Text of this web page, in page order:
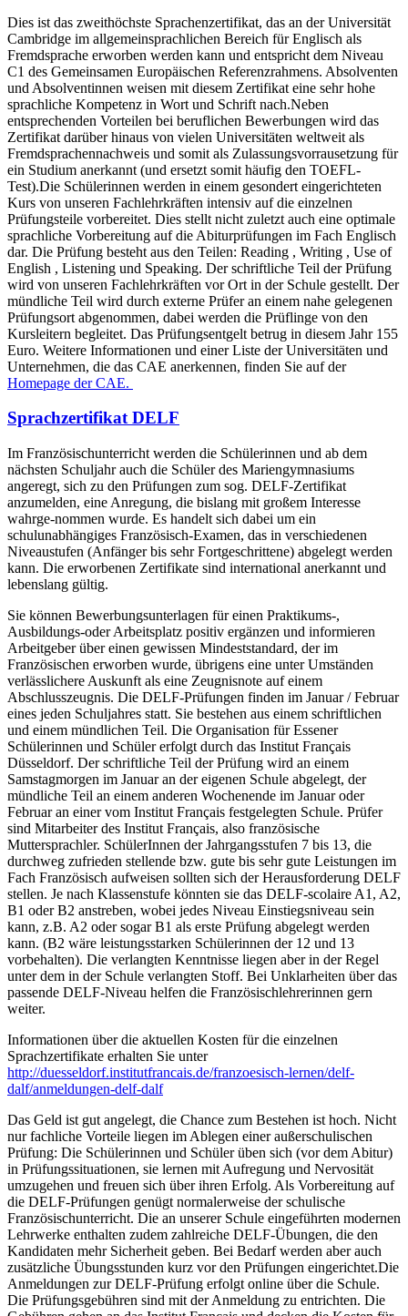
Dies ist das zweithöchste Sprachenzertifikat, das an der Universität
Cambridge im allgemeinsprachlichen Bereich für Englisch als
Fremdsprache erworben werden kann und entspricht dem Niveau
C1 des Gemeinsamen Europäischen Referenzrahmens. Absolventen
und Absolventinnen weisen mit diesem Zertifikat eine sehr hohe
sprachliche Kompetenz in Wort und Schrift nach.Neben
entsprechenden Vorteilen bei beruflichen Bewerbungen wird das
Zertifikat darüber hinaus von vielen Universitäten weltweit als
Fremdsprachennachweis und somit als Zulassungsvorrausetzung für
ein Studium anerkannt (und ersetzt somit häufig den TOEFL-
Test).Die Schülerinnen werden in einem gesondert eingerichteten
Kurs von unseren Fachlehrkräften intensiv auf die einzelnen
Prüfungsteile vorbereitet. Dies stellt nicht zuletzt auch eine optimale
sprachliche Vorbereitung auf die Abiturprüfungen im Fach Englisch
dar. Die Prüfung besteht aus den Teilen: Reading , Writing , Use of
English , Listening und Speaking. Der schriftliche Teil der Prüfung
wird von unseren Fachlehrkräften vor Ort in der Schule gestellt. Der
mündliche Teil wird durch externe Prüfer an einem nahe gelegenen
Prüfungsort abgenommen, dabei werden die Prüflinge von den
Kursleitern begleitet. Das Prüfungsentgelt betrug in diesem Jahr 155
Euro. Weitere Informationen und einer Liste der Universitäten und
Unternehmen, die das CAE anerkennen, finden Sie auf der
Homepage der CAE.
Sprachzertifikat DELF
Im Französischunterricht werden die Schülerinnen und ab dem
nächsten Schuljahr auch die Schüler des Mariengymnasiums
angeregt, sich zu den Prüfungen zum sog. DELF-Zertifikat
anzumelden, eine Anregung, die bislang mit großem Interesse
wahrge-nommen wurde. Es handelt sich dabei um ein
schulunabhängiges Französisch-Examen, das in verschiedenen
Niveaustufen (Anfänger bis sehr Fortgeschrittene) abgelegt werden
kann. Die erworbenen Zertifikate sind international anerkannt und
lebenslang gültig.
Sie können Bewerbungsunterlagen für einen Praktikums-,
Ausbildungs-oder Arbeitsplatz positiv ergänzen und informieren
Arbeitgeber über einen gewissen Mindeststandard, der im
Französischen erworben wurde, übrigens eine unter Umständen
verlässlichere Auskunft als eine Zeugnisnote auf einem
Abschlusszeugnis. Die DELF-Prüfungen finden im Januar / Februar
eines jeden Schuljahres statt. Sie bestehen aus einem schriftlichen
und einem mündlichen Teil. Die Organisation für Essener
Schülerinnen und Schüler erfolgt durch das Institut Français
Düsseldorf. Der schriftliche Teil der Prüfung wird an einem
Samstagmorgen im Januar an der eigenen Schule abgelegt, der
mündliche Teil an einem anderen Wochenende im Januar oder
Februar an einer vom Institut Français festgelegten Schule. Prüfer
sind Mitarbeiter des Institut Français, also französische
Muttersprachler. SchülerInnen der Jahrgangsstufen 7 bis 13, die
durchweg zufrieden stellende bzw. gute bis sehr gute Leistungen im
Fach Französisch aufweisen sollten sich der Herausforderung DELF
stellen. Je nach Klassenstufe könnten sie das DELF-scolaire A1, A2,
B1 oder B2 anstreben, wobei jedes Niveau Einstiegsniveau sein
kann, z.B. A2 oder sogar B1 als erste Prüfung abgelegt werden
kann. (B2 wäre leistungsstarken Schülerinnen der 12 und 13
vorbehalten). Die verlangten Kenntnisse liegen aber in der Regel
unter dem in der Schule verlangten Stoff. Bei Unklarheiten über das
passende DELF-Niveau helfen die Französischlehrerinnen gern
weiter.
Informationen über die aktuellen Kosten für die einzelnen
Sprachzertifikate erhalten Sie unter
http://duesseldorf.institutfrancais.de/franzoesisch-lernen/delf-
dalf/anmeldungen-delf-dalf
Das Geld ist gut angelegt, die Chance zum Bestehen ist hoch. Nicht
nur fachliche Vorteile liegen im Ablegen einer außerschulischen
Prüfung: Die Schülerinnen und Schüler üben sich (vor dem Abitur)
in Prüfungssituationen, sie lernen mit Aufregung und Nervosität
umzugehen und freuen sich über ihren Erfolg. Als Vorbereitung auf
die DELF-Prüfungen genügt normalerweise der schulische
Französischunterricht. Die an unserer Schule eingeführten modernen
Lehrwerke enthalten zudem zahlreiche DELF-Übungen, die den
Kandidaten mehr Sicherheit geben. Bei Bedarf werden aber auch
zusätzliche Übungsstunden kurz vor den Prüfungen eingerichtet.Die
Anmeldungen zur DELF-Prüfung erfolgt online über die Schule.
Die Prüfungsgebühren sind mit der Anmeldung zu entrichten. Die